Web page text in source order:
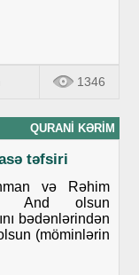
1346
QURANI KƏRIM
təfsiri
və Rəhim
And olsun
bədənlərindən
(möminlərin